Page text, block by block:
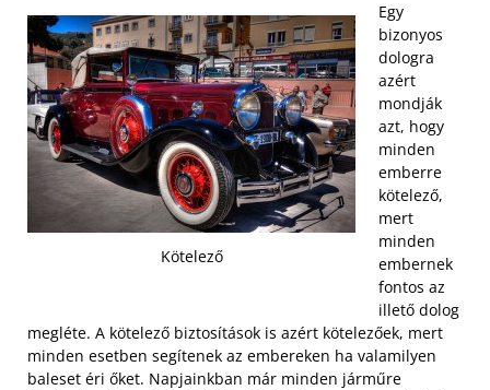
Kötelező
Egy
bizonyos
dologra
azért
mondják
azt, hogy
minden
emberre
kötelező,
mert
minden
embernek
fontos az
illető dolog
megléte. A kötelező biztosítások is azért kötelezőek, mert
minden esetben segítenek az embereken ha valamilyen
baleset éri őket. Napjainkban már minden járműre